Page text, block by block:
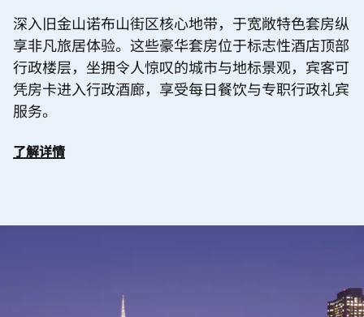
深入旧金山诺布山街区核心地带，于宽敞特色套房纵
享非凡旅居体验。这些豪华套房位于标志性酒店顶部
行政楼层，坐拥令人惊叹的城市与地标景观，宾客可
凭房卡进入行政酒廊，享受每日餐饮与专职行政礼宾
服务。
了解详情